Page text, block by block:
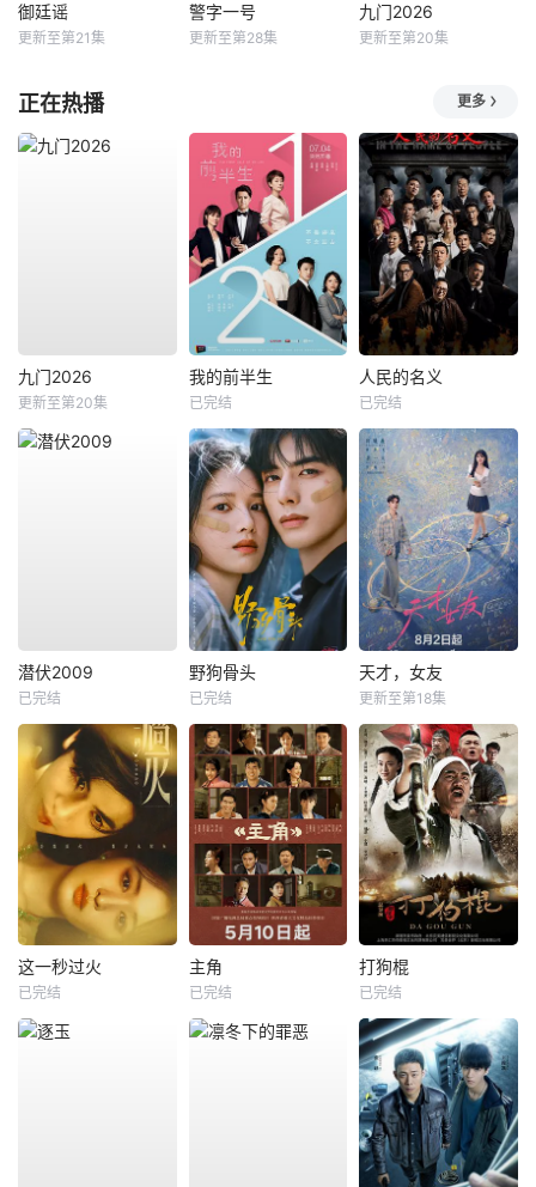
御廷谣
更新至第21集
警字一号
更新至第28集
九门2026
更新至第20集
正在热播 更多
九门2026
更新至第20集
我的前半生
已完结
人民的名义
已完结
潜伏2009
已完结
野狗骨头
已完结
天才，女友
更新至第18集
这一秒过火
已完结
主角
已完结
打狗棍
已完结